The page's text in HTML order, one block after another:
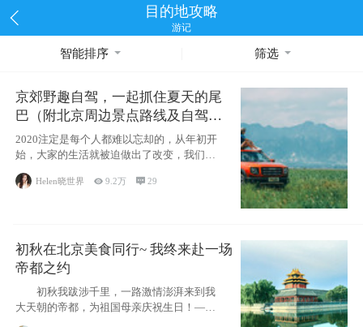
目的地攻略
游记
智能排序 筛选
京郊野趣自驾，一起抓住夏天的尾
巴（附北京周边景点路线及自驾攻
略）
2020注定是每个人都难以忘却的，从年初开
始，大家的生活就被迫做出了改变，我们也
不例外。本来双双辞职是为
Helen晓世界 9.2万 29
初秋在北京美食同行~ 我终来赴一场
帝都之约
初秋我跋涉千里，一路激情澎湃来到我
大天朝的帝都，为祖国母亲庆祝生日！——